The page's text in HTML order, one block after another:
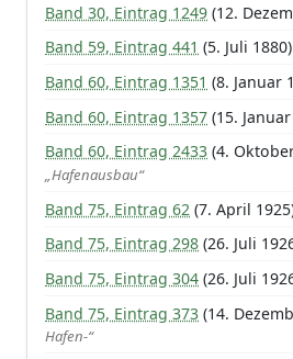
Band 30, Eintrag 1249 (12.
Band 59, Eintrag 441 (5. Juli 1880)
Band 60, Eintrag 1351 (8. Januar
Band 60, Eintrag 1357 (15.
Band 60, Eintrag 2433 (4.
„Hafenausbau“
Band 75, Eintrag 62 (7. April
Band 75, Eintrag 298 (26. Juli
Band 75, Eintrag 304 (26. Juli
Band 75, Eintrag 373 (14.
Hafen-“